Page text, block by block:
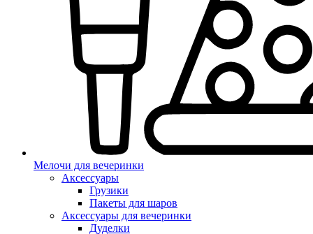
Мелочи для вечеринки
Аксессуары
Грузики
Пакеты для шаров
Аксессуары для вечеринки
Дуделки